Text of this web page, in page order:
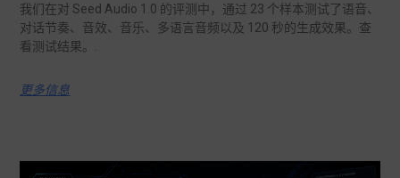
我们在对 Seed Audio 1.0 的评测中，通过 23 个样本测试了语音、
对话节奏、音效、音乐、多语言音频以及 120 秒的生成效果。查
看测试结果。.
更多信息